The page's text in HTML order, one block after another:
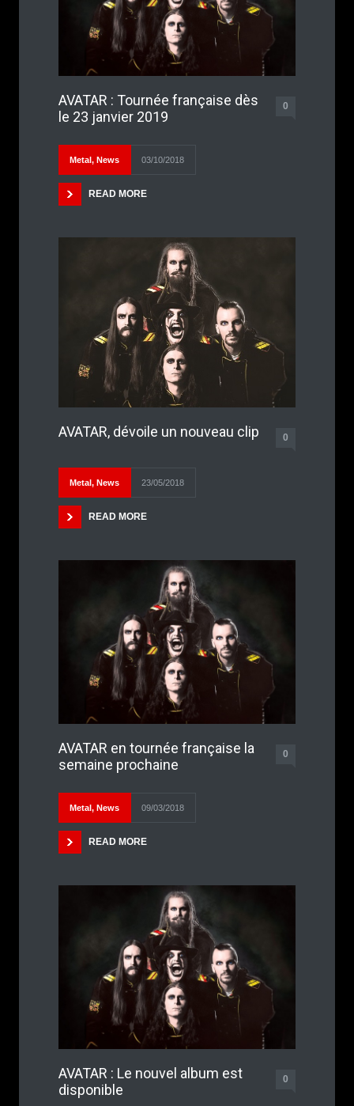
AVATAR : Tournée française dès
le 23 janvier 2019
0
Metal, News 03/10/2018
READ MORE
AVATAR, dévoile un nouveau clip 0
Metal , News 23/05/2018
READ MORE
AVATAR en tournée française la
semaine prochaine
0
Metal, News 09/03/2018
READ MORE
AVATAR : Le nouvel album est
disponible
0